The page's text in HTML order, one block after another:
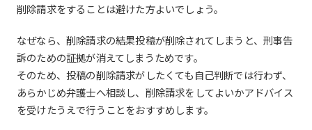
削除請求をすることは避けた方よいでしょう。
なぜなら、削除請求の結果投稿が削除されてしまうと、刑事告
訴のための証拠が消えてしまうためです。
そのため、投稿の削除請求がしたくても自己判断では行わず、
あらかじめ弁護士へ相談し、削除請求をしてよいかアドバイス
を受けたうえで行うことをおすすめします。